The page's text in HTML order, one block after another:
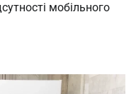
мобільного